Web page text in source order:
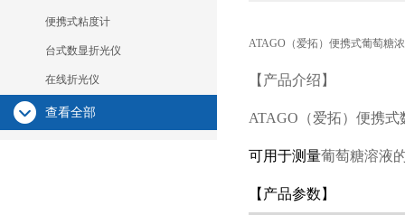
便携式粘度计
台式数显折光仪
在线折光仪
查看全部
ATAGO（爱拓）便携式葡萄糖
【产品介绍】
ATAGO （爱拓） 便携式
可用于测量葡萄糖溶液
【产品参数】